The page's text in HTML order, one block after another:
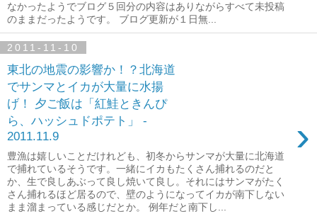
なかったようでブログ５回分の内容はありながらすべて未投稿
のままだったようです。 ブログ更新が１日無...
2011-11-10
東北の地震の影響か！？北海道
でサンマとイカが大量に水揚
げ！ 夕ご飯は「紅鮭ときんぴ
ら、ハッシュドポテト」 -
2011.11.9
›
豊漁は嬉しいことだけれども、初冬からサンマが大量に北海道
で捕れているそうです。一緒にイカもたくさん捕れるのだと
か、生で良しあぶって良し焼いて良し。それにはサンマがたく
さん捕れるほど居るので、壁のようになってイカが南下しない
まま溜まっている感じだとか。 例年だと南下し...